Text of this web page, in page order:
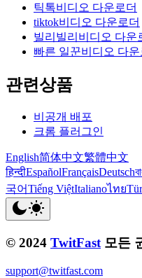
틱톡비디오 다운로더
tiktok비디오 다운로더
빌리빌리비디오 다운
빠른 일꾼비디오 다운
관련상품
비공개 배포
크롬 플러그인
English简体中文繁體中文
हिन्दीEspañolFrançaisDeutsch
국어Tiếng ViệtItalianoไทย
© 2024 TwitFast 모든
support@twitfast.com